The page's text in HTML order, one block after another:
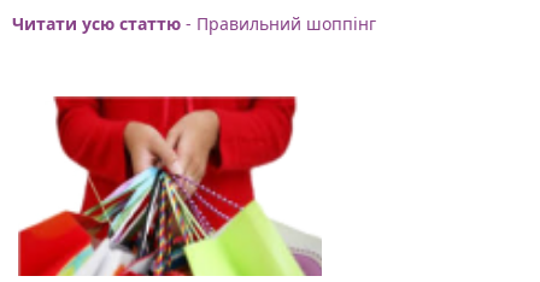
Читати усю статтю - Правильний шоппінг